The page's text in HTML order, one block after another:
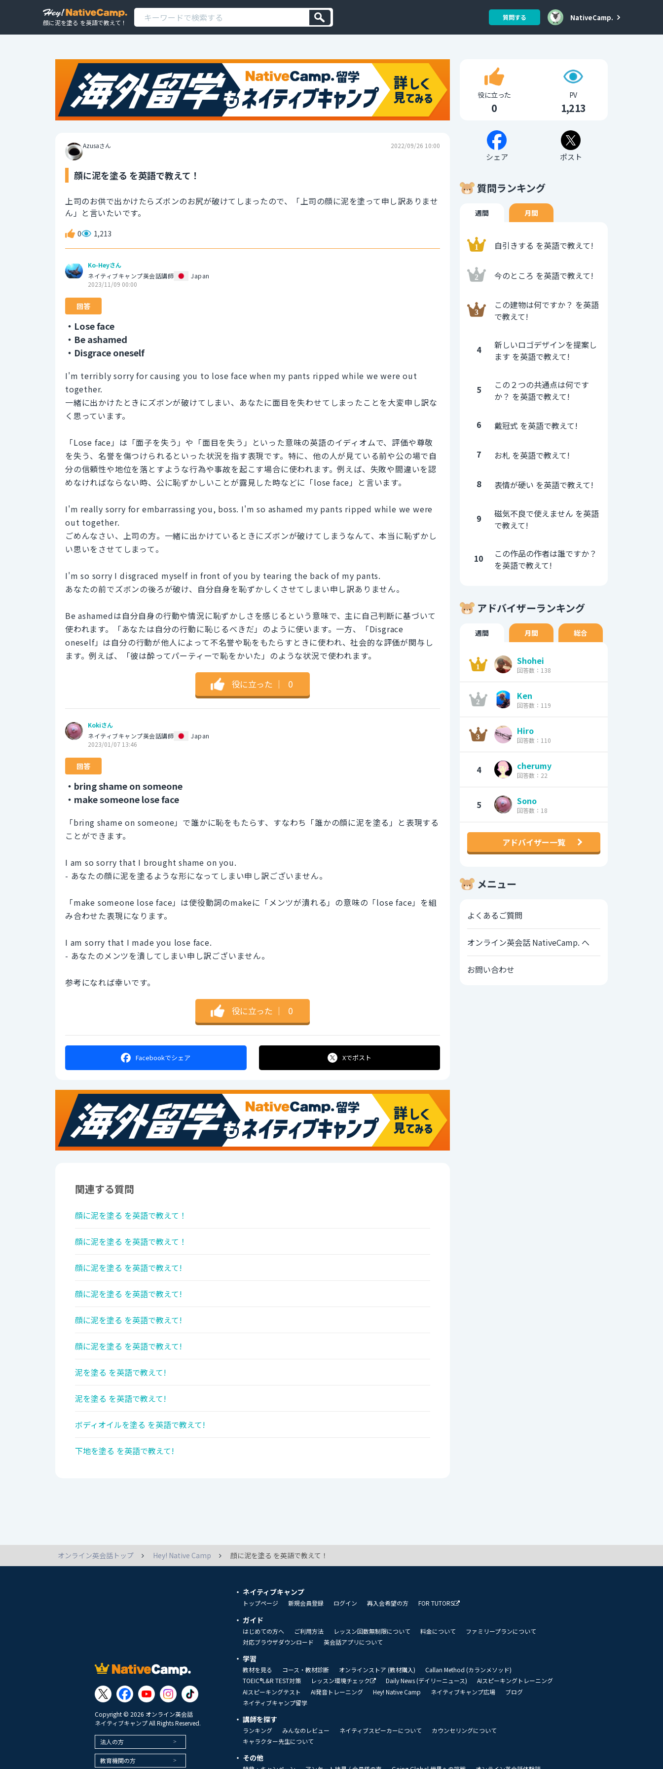
顔に泥を塗る を英語で教えて！
質問する NativeCamp.
Azusaさん 2022/09/26 10:00
顔に泥を塗る を英語で教えて！
上司のお供で出かけたらズボンのお尻が破けてしまったので、「上司の顔に泥を塗って申し訳ありませ
ん」と言いたいです。
0 1,213
Ko-Heyさん
ネイティブキャンプ英会話講師
Japan
2023/11/09 00:00
回答
・Lose face
・Be ashamed
・Disgrace oneself
I'm terribly sorry for causing you to lose face when my pants ripped while we were out
together.
一緒に出かけたときにズボンが破けてしまい、あなたに面目を失わせてしまったことを大変申し訳な
く思っています。
「Lose face」は「面子を失う」や「面目を失う」といった意味の英語のイディオムで、評価や尊敬
を失う、名誉を傷つけられるといった状況を指す表現です。特に、他の人が見ている前や公の場で自
分の信頼性や地位を落とすような行為や事故を起こす場合に使われます。例えば、失敗や間違いを認
めなければならない時、公に恥ずかしいことが露見した時などに「lose face」と言います。
I'm really sorry for embarrassing you, boss. I'm so ashamed my pants ripped while we were
out together.
ごめんなさい、上司の方。一緒に出かけているときにズボンが破けてしまうなんて、本当に恥ずかし
い思いをさせてしまって。
I'm so sorry I disgraced myself in front of you by tearing the back of my pants.
あなたの前でズボンの後ろが破け、自分自身を恥ずかしくさせてしまい申し訳ありません。
Be ashamedは自分自身の行動や情況に恥ずかしさを感じるという意味で、主に自己判断に基づいて
使われます。「あなたは自分の行動に恥じるべきだ」のように使います。一方、「Disgrace
oneself」は自分の行動が他人によって不名誉や恥をもたらすときに使われ、社会的な評価が関与し
ます。例えば、「彼は酔ってパーティーで恥をかいた」のような状況で使われます。
役に立った ｜ 0
Kokiさん
ネイティブキャンプ英会話講師
Japan
2023/01/07 13:46
回答
・bring shame on someone
・make someone lose face
「bring shame on someone」で誰かに恥をもたらす、すなわち「誰かの顔に泥を塗る」と表現する
ことができます。
I am so sorry that I brought shame on you.
- あなたの顔に泥を塗るような形になってしまい申し訳ございません。
「make someone lose face」は使役動詞のmakeに「メンツが潰れる」の意味の「lose face」を組
み合わせた表現になります。
I am sorry that I made you lose face.
- あなたのメンツを潰してしまい申し訳ございません。
参考になれば幸いです。
役に立った ｜ 0
Facebookでシェア Xでポスト
関連する質問
顔に泥を塗る を英語で教えて！
顔に泥を塗る を英語で教えて！
顔に泥を塗る を英語で教えて!
顔に泥を塗る を英語で教えて!
顔に泥を塗る を英語で教えて!
顔に泥を塗る を英語で教えて!
泥を塗る を英語で教えて!
泥を塗る を英語で教えて!
ボディオイルを塗る を英語で教えて!
下地を塗る を英語で教えて!
役に立った
0
PV
1,213
シェア ポスト
質問ランキング
週間 月間
自引きする を英語で教えて!
今のところ を英語で教えて!
この建物は何ですか？ を英語
で教えて!
4
新しいロゴデザインを提案し
ます を英語で教えて!
5
この２つの共通点は何です
か？ を英語で教えて!
6 戴冠式 を英語で教えて!
7 お札 を英語で教えて!
8 表情が硬い を英語で教えて!
9
磁気不良で使えません を英語
で教えて!
10
この作品の作者は誰ですか？
を英語で教えて!
アドバイザーランキング
週間 月間 総合
Shohei
回答数：138
Ken
回答数：119
Hiro
回答数：110
4 cherumy
回答数：22
5 Sono
回答数：18
アドバイザー一覧
メニュー
よくあるご質問
オンライン英会話 NativeCamp. へ
お問い合わせ
オンライン英会話トップ Hey! Native Camp 顔に泥を塗る を英語で教えて！
Copyright © 2026 オンライン英会話
ネイティブキャンプ All Rights Reserved.
法人の方
教育機関の方
ネイティブキャンプ
トップページ 新規会員登録 ログイン 再入会希望の方 FOR TUTORS
ガイド
はじめての方へ ご利用方法 レッスン回数無制限について 料金について
ファミリープランについて
対応ブラウザダウンロード
英会話アプリについて
学習
教材を見る コース・教材診断 オンラインストア (教材購入)
Callan Method (カランメソッド)
TOEIC®L&R TEST対策
レッスン環境チェック Daily News (デイリーニュース)
AIスピーキングトレーニング
AIスピーキングテスト
AI発音トレーニング Hey! Native Camp ネイティブキャンプ広場
ブログ
ネイティブキャンプ留学
講師を探す
ランキング みんなのレビュー ネイティブスピーカーについて
カウンセリングについて
キャラクター先生について
その他